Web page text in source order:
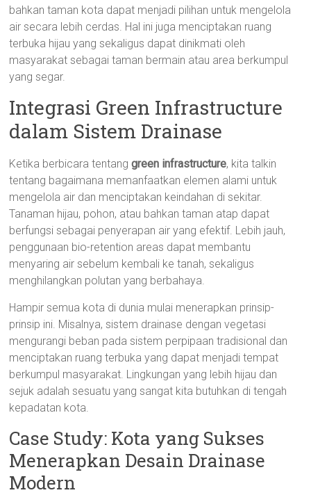
bahkan taman kota dapat menjadi pilihan untuk mengelola
air secara lebih cerdas. Hal ini juga menciptakan ruang
terbuka hijau yang sekaligus dapat dinikmati oleh
masyarakat sebagai taman bermain atau area berkumpul
yang segar.
Integrasi Green Infrastructure
dalam Sistem Drainase
Ketika berbicara tentanggreen infrastructure, kita talkin
tentang bagaimana memanfaatkan elemen alami untuk
mengelola air dan menciptakan keindahan di sekitar.
Tanaman hijau, pohon, atau bahkan taman atap dapat
berfungsi sebagai penyerapan air yang efektif. Lebih jauh,
penggunaan bio-retention areas dapat membantu
menyaring air sebelum kembali ke tanah, sekaligus
menghilangkan polutan yang berbahaya.
Hampir semua kota di dunia mulai menerapkan prinsip-
prinsip ini. Misalnya, sistem drainase dengan vegetasi
mengurangi beban pada sistem perpipaan tradisional dan
menciptakan ruang terbuka yang dapat menjadi tempat
berkumpul masyarakat. Lingkungan yang lebih hijau dan
sejuk adalah sesuatu yang sangat kita butuhkan di tengah
kepadatan kota.
Case Study: Kota yang Sukses
Menerapkan Desain Drainase
Modern